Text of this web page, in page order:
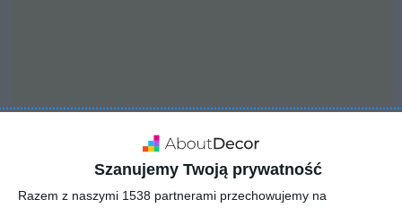
Szanujemy Twoją prywatność
Razem z naszymi 1538 partnerami przechowujemy na
INSPIRACJA
Zdecydowanie